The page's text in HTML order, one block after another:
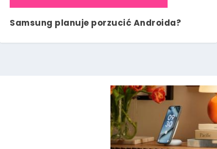
Samsung planuje porzucić Androida?